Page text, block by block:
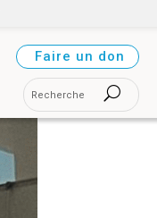
Faire un don